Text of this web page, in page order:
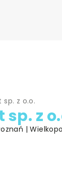
z o.o.
z
|